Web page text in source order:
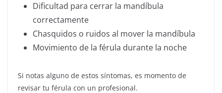
Dificultad para cerrar la mandíbula
correctamente
Chasquidos o ruidos al mover la mandíbula
Movimiento de la férula durante la noche
Si notas alguno de estos síntomas, es momento de
revisar tu férula con un profesional.